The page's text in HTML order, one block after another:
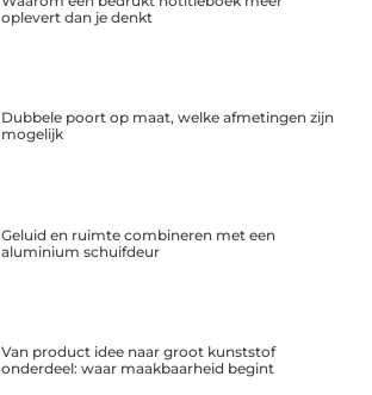
oplevert dan je denkt
Dubbele poort op maat, welke afmetingen zijn
mogelijk
Geluid en ruimte combineren met een
aluminium schuifdeur
Van product idee naar groot kunststof
onderdeel: waar maakbaarheid begint